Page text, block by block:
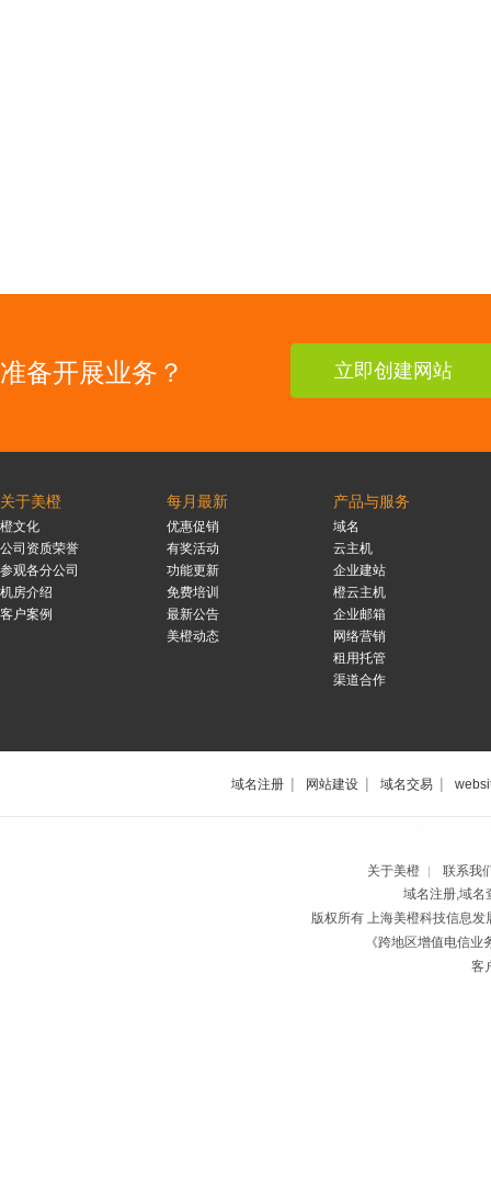
准备开展业务？ 立即创建网站
关于美橙
橙文化
公司资质荣誉
参观各分公司
机房介绍
客户案例
每月最新
优惠促销
有奖活动
功能更新
免费培训
最新公告
美橙动态
产品与服务
域名
云主机
企业建站
橙云主机
企业邮箱
网络营销
租用托管
渠道合作
域名注册 | 网站建设 | 域名交易 |
关于美橙 |
联系我
域名注册,域名
版权所有 上海美橙科技信息
《跨地区增值电信
客